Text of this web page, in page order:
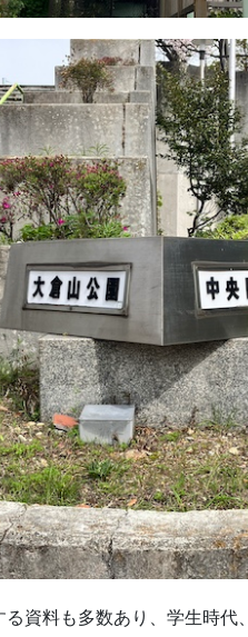
資料も多数あり、学生時